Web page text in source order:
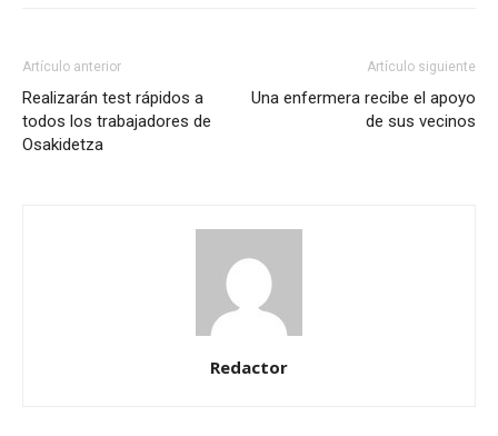
Artículo anterior
Realizarán test rápidos a
todos los trabajadores de
Osakidetza
Artículo siguiente
Una enfermera recibe el apoyo
de sus vecinos
Redactor